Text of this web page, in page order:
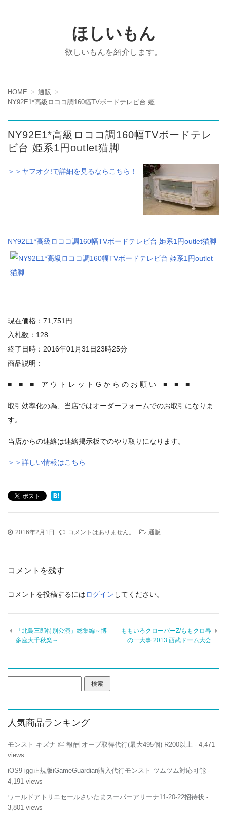
ほしいもん
欲しいもんを紹介します。
HOME
通販
NY92E1*高級ロココ調160幅TVボードテレ
ビ台 姫系1円outlet猫脚
＞＞ヤフオク!で詳細を見るならこちら！
NY92E1*高級ロココ調160幅TVボードテレビ台 姫系1円outlet猫脚
現在価格：71,751円
入札数：128
終了日時：2016年01月31日23時25分
商品説明：
■ ■ ■ ア ウ ト レ ッ ト G か ら の お 願 い ■ ■ ■
取引効率化の為、当店ではオーダーフォームでのお取引になりま
す。
当店からの連絡は連絡掲示板でのやり取りになります。
＞＞詳しい情報はこちら
2016年2月1日 コメントはありません。 通販
コメントを残す
コメントを投稿するにはログイン してください。
「北島三郎特別公演」総集編～博
多座大千秋楽～
ももいろクローバーZ/ももクロ春
の一大事 2013 西武ドーム大会
索:
人気商品ランキング
モンスト キズナ 絆 報酬 オーブ取得代行(最大495個) R200以上 - 4,471
views
iOS9 igg正規版iGameGuardian購入代行モンスト ツムツム対応可能 -
4,191 views
ワールドアトリエセールさいたまスーパーアリーナ11-20-22招待状 -
3,801 views